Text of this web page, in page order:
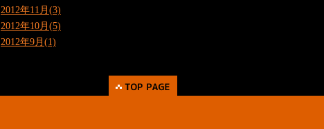
2012年11月(3)
2012年10月(5)
2012年9月(1)